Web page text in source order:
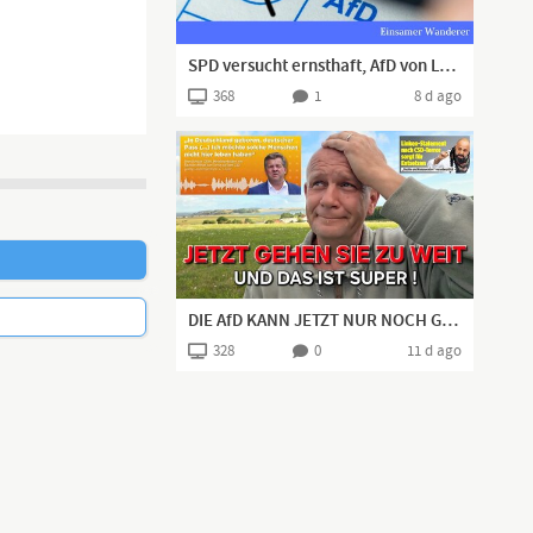
Durch
so leicht
SPD versucht ernsthaft, AfD von Landtagswahl auszuschließen (?!)
368 1 8 d ago
DIE AfD KANN JETZT NUR NOCH GEWINNEN - SIE BEKOMMEN DIE BESTE WAHLKAMPFHILFE!
328 0 11 d ago